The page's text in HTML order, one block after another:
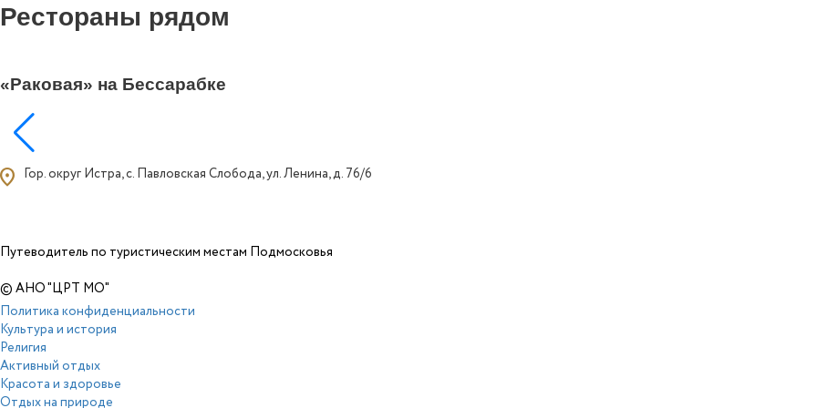
Рестораны рядом
«Раковая» на Бессарабке
Гор. округ Истра, с. Павловская Слобода, ул. Ленина, д. 76/6
Путеводитель по туристическим местам Подмосковья
© АНО "ЦРТ МО"
Политика конфиденциальности
Культура и история
Религия
Активный отдых
Красота и здоровье
Отдых на природе